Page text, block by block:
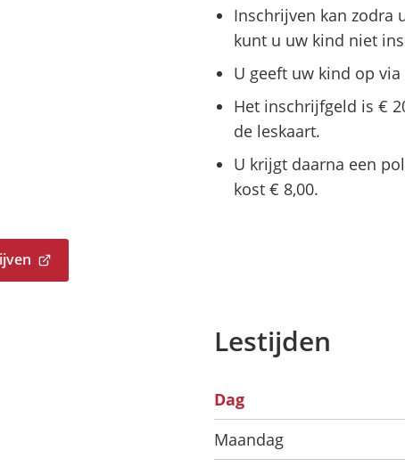
Inschrijven kan zodra
kunt u uw kind niet
U geeft uw kind op via
Het inschrijfgeld is €
de leskaart.
U krijgt daarna een
kost € 8,00.
Lestijden
Dag
Maandag